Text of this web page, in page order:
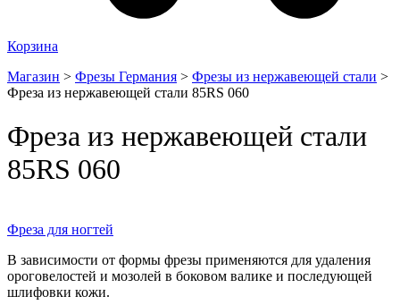
Корзина
Магазин > Фрезы Германия > Фрезы из нержавеющей стали >
Фреза из нержавеющей стали 85RS 060
Фреза из нержавеющей стали
85RS 060
Фреза для ногтей
В зависимости от формы фрезы применяются для удаления
ороговелостей и мозолей в боковом валике и последующей
шлифовки кожи.